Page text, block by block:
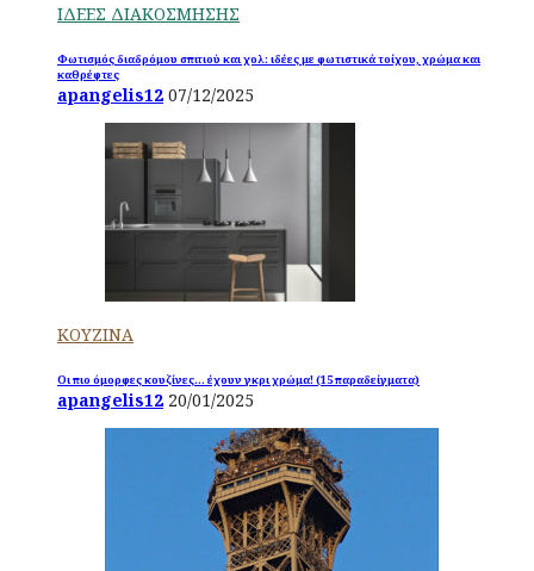
ΙΔΕΕΣ ΔΙΑΚΟΣΜΗΣΗΣ
Φωτισμός διαδρόμου σπιτιού και χολ: ιδέες με φωτιστικά τοίχου, χρώμα και
καθρέφτες
apangelis12 07/12/2025
ΚΟΥΖΙΝΑ
Οι πιο όμορφες κουζίνες… έχουν γκρι χρώμα! (15 παραδείγματα)
apangelis12 20/01/2025